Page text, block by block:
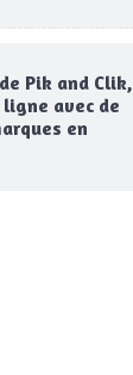
Pik and Clik,
avec de
en